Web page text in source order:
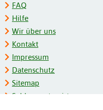
FAQ
Hilfe
Wir über uns
Kontakt
Impressum
Datenschutz
Sitemap
Schlagwortregister